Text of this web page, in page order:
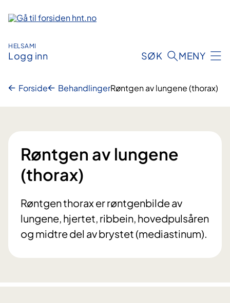
innhold
HELSAMI
Logg inn SØK MENY
Forside BehandlingerRøntgen av lungene (thorax)
Røntgen av lungene
(thorax)
Røntgen thorax er røntgenbilde av
lungene, hjertet, ribbein, hovedpulsåren
og midtre del av brystet (mediastinum).